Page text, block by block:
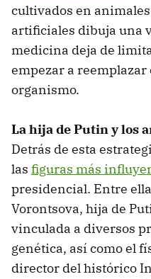
cultivados en
artificiales dibuja una
medicina deja de
empezar a
organismo.
La hija de Putin y los
Detrás de esta
las figuras más
presidencial. Entre
Vorontsova, hija de
vinculada a diversos
genética, así como el
director del histórico